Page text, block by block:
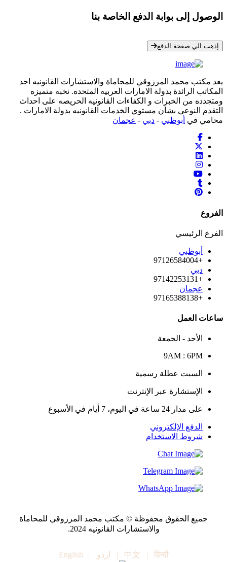
الوصول إلى بوابة الدفع الخاصة بنا
إذهب الي صفحة الدفع
يعد مكتب محمد المرزوقي للمحاماة والاستشارات القانونيه احد
المكاتب الرائدة بدولة الامارات العربيه المتحده. نخبه متميزه
ومتجدده من الخبرات و الكفاءات القانونيه الحريصه على احداث
التقدم النوعي بشأن مستوي الخدمات القانونيه بدولة الامارات .
محامي في أبوظبي - دبي - عجمان
الفروع
الفرع الرئيسي
أبوظبي
+97126584004
دبي
+97142253131
عجمان
+97165388138
ساعات العمل
الأحد - الجمعة
9AM : 6PM
السبت عطلة رسمية
الإستشارة عبر الإنترنت
على مدار 24 ساعة في اليوم، 7 أيام في الأسبوع
الدفع الإلكتروني
شروط الاستخدام
جميع الحقوق محفوظة © مكتب محمد المرزوقي للمحاماة
والاستشارات القانونيه 2024.
中文 | हिन्दी
| اردو |
English